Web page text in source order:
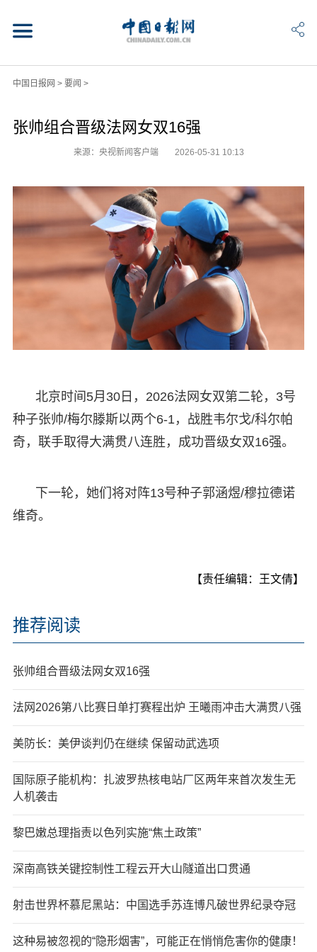
中国日报网 > 要闻 >
张帅组合晋级法网女双16强
来源：央视新闻客户端 2026-05-31 10:13
北京时间5月30日，2026法网女双第二轮，3号
种子张帅/梅尔滕斯以两个6-1，战胜韦尔戈/科尔帕
奇，联手取得大满贯八连胜，成功晋级女双16强。
下一轮，她们将对阵13号种子郭涵煜/穆拉德诺
维奇。
【责任编辑：王文倩】
推荐阅读
张帅组合晋级法网女双16强
法网2026第八比赛日单打赛程出炉 王曦雨冲击大满贯八强
美防长：美伊谈判仍在继续 保留动武选项
国际原子能机构：扎波罗热核电站厂区两年来首次发生无
人机袭击
黎巴嫩总理指责以色列实施“焦土政策”
深南高铁关键控制性工程云开大山隧道出口贯通
射击世界杯慕尼黑站：中国选手苏连博凡破世界纪录夺冠
这种易被忽视的“隐形烟害”，可能正在悄悄危害你的健康！